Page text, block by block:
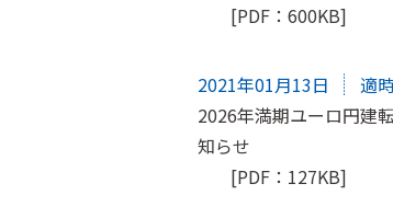
[PDF：600KB]
2021年01月13日
適
2026年満期ユーロ円建
知らせ
[PDF：127KB]